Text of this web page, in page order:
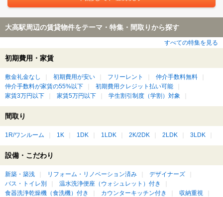
大高駅周辺の賃貸物件をテーマ・特集・間取りから探す
すべての特集を見る
初期費用・家賃
敷金礼金なし 初期費用が安い フリーレント
仲介手数料無料
仲介手数料が家賃の55%以下
初期費用クレジット払い可能
家賃3万円以下
家賃5万円以下 学生割引制度（学割）対象
間取り
1R/ワンルーム 1K 1DK 1LDK 2K/2DK 2LDK 3LDK
設備・こだわり
新築・築浅 リフォーム・リノベーション済み
デザイナーズ
バス・トイレ別
温水洗浄便座（ウォシュレット）付き
食器洗浄乾燥機（食洗機）付き
カウンターキッチン付き
収納重視